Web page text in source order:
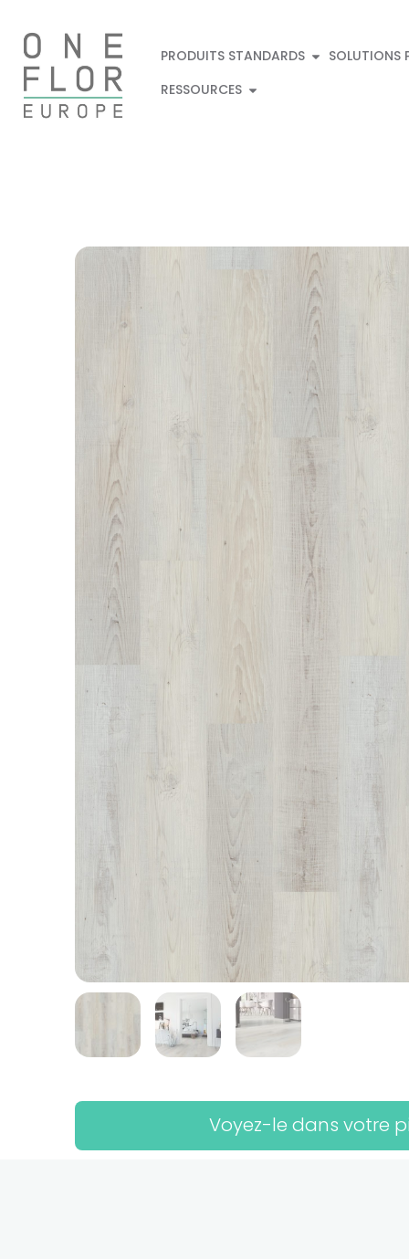
PRODUITS STANDARDS
SOLUTIONS
RESSOURCES
Voyez-le dans votre